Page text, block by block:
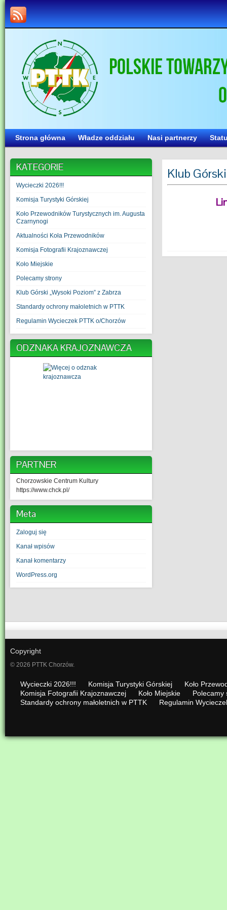
Strona główna Władze oddziału Nasi partnerzy
KATEGORIE
Wycieczki 2026!!!
Komisja Turystyki Górskiej
Koło Przewodników Turystycznych im. Augusta
Czarnynogi
Aktualności Koła Przewodników
Komisja Fotografii Krajoznawczej
Koło Miejskie
Polecamy strony
Klub Górski „Wysoki Poziom” z Zabrza
Standardy ochrony małoletnich w PTTK
Regulamin Wycieczek PTTK o/Chorzów
ODZNAKA KRAJOZNAWCZA
PARTNER
Chorzowskie Centrum Kultury
https://www.chck.pl/
Meta
Zaloguj się
Kanał wpisów
Kanał komentarzy
WordPress.org
Klub
Copyright
© 2026 PTTK Chorzów.
Wycieczki 2026!!! Komisja Turystyki Górskiej
Koło
Komisja Fotografii Krajoznawczej
Koło Miejskie
Polecamy
Standardy ochrony małoletnich w PTTK
Regulamin